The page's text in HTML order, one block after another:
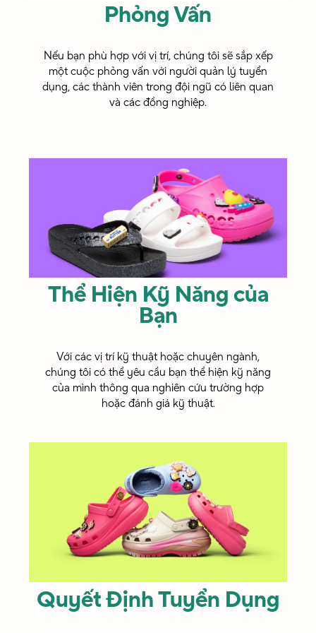
những
ý
tạo.”
Chuyên Gia
Truyền Thông
Xã Hội -
HEYDUDE
Phỏng Vấn
Nếu bạn phù hợp với vị trí, chúng tôi sẽ sắp xếp
một cuộc phỏng vấn với người quản lý tuyển
dụng, các thành viên trong đội ngũ có liên quan
và các đồng nghiệp.
Thể Hiện Kỹ Năng của
Bạn
Với các vị trí kỹ thuật hoặc chuyên ngành,
chúng tôi có thể yêu cầu bạn thể hiện kỹ năng
của mình thông qua nghiên cứu trường hợp
hoặc đánh giá kỹ thuật.
Quyết Định Tuyển Dụng